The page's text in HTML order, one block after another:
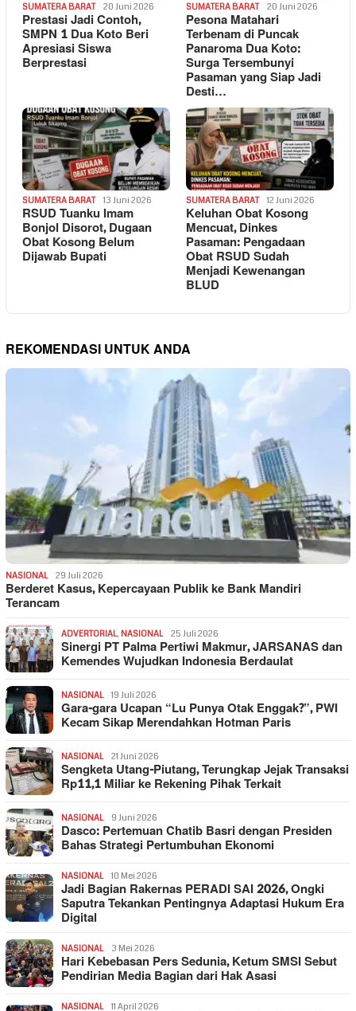
SUMATERA BARAT 20 Juni 2026
Prestasi Jadi Contoh,
SMPN 1 Dua Koto Beri
Apresiasi Siswa
Berprestasi
SUMATERA BARAT 20 Juni 2026
Pesona Matahari
Terbenam di Puncak
Panaroma Dua Koto:
Surga Tersembunyi
Pasaman yang Siap Jadi
Desti…
SUMATERA BARAT 13 Juni 2026
RSUD Tuanku Imam
Bonjol Disorot, Dugaan
Obat Kosong Belum
Dijawab Bupati
SUMATERA BARAT 12 Juni 2026
Keluhan Obat Kosong
Mencuat, Dinkes
Pasaman: Pengadaan
Obat RSUD Sudah
Menjadi Kewenangan
BLUD
REKOMENDASI UNTUK ANDA
NASIONAL 29 Juli 2026
Berderet Kasus, Kepercayaan Publik ke Bank Mandiri
Terancam
ADVERTORIAL, NASIONAL 25 Juli 2026
Sinergi PT Palma Pertiwi Makmur, JARSANAS dan
Kemendes Wujudkan Indonesia Berdaulat
NASIONAL 19 Juli 2026
Gara-gara Ucapan “Lu Punya Otak Enggak?”, PWI
Kecam Sikap Merendahkan Hotman Paris
NASIONAL 21 Juni 2026
Sengketa Utang-Piutang, Terungkap Jejak Transaksi
Rp11,1 Miliar ke Rekening Pihak Terkait
NASIONAL 9 Juni 2026
Dasco: Pertemuan Chatib Basri dengan Presiden
Bahas Strategi Pertumbuhan Ekonomi
NASIONAL 10 Mei 2026
Jadi Bagian Rakernas PERADI SAI 2026, Ongki
Saputra Tekankan Pentingnya Adaptasi Hukum Era
Digital
NASIONAL 3 Mei 2026
Hari Kebebasan Pers Sedunia, Ketum SMSI Sebut
Pendirian Media Bagian dari Hak Asasi
NASIONAL 11 April 2026